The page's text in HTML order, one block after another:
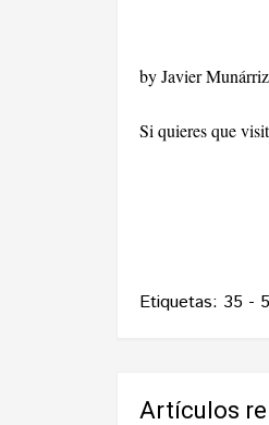
by Javier Munárriz
Si quieres que
Etiquetas: 35 -
Artículos